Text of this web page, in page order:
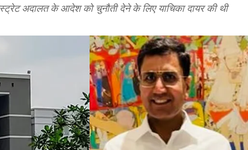
अदालत के आदेश को चुनौती देने के लिए याचिका दायर की थी